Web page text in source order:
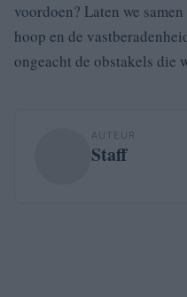
voordoen? Laten we
hoop en de
ongeacht de obstakels die
AUTEUR
Staff